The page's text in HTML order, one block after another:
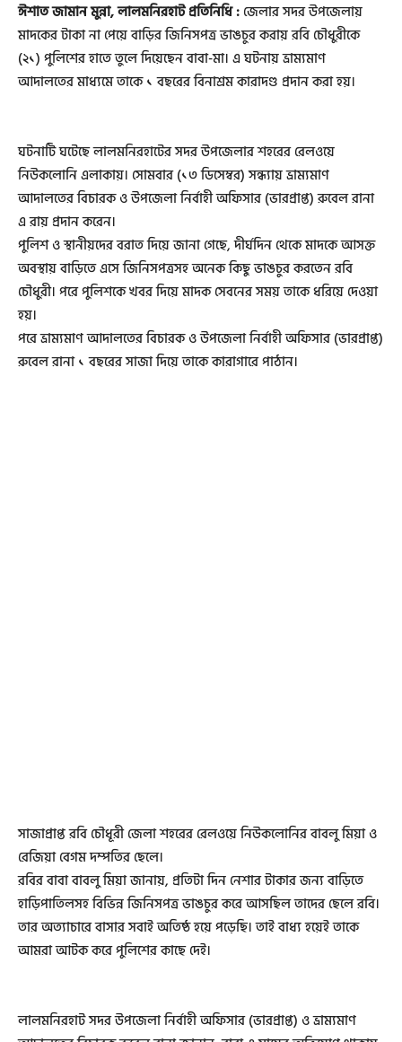
ঈশাত জামান মুন্না, লালমনিরহাট প্রতিনিধি : জেলার সদর উপজেলায়
মাদকের টাকা না পেয়ে বাড়ির জিনিসপত্র ভাঙচুর করায় রবি চৌধুরীকে
(২১) পুলিশের হাতে তুলে দিয়েছেন বাবা-মা। এ ঘটনায় ভ্রাম্যমাণ
আদালতের মাধ্যমে তাকে ১ বছরের বিনাশ্রম কারাদণ্ড প্রদান করা হয়।
ঘটনাটি ঘটেছে লালমনিরহাটের সদর উপজেলার শহরের রেলওয়ে
নিউকলোনি এলাকায়। সোমবার (১৩ ডিসেম্বর) সন্ধ্যায় ভ্রাম্যমাণ
আদালতের বিচারক ও উপজেলা নির্বাহী অফিসার (ভারপ্রাপ্ত) রুবেল রানা
এ রায় প্রদান করেন।
পুলিশ ও স্থানীয়দের বরাত দিয়ে জানা গেছে, দীর্ঘদিন থেকে মাদকে আসক্ত
অবস্থায় বাড়িতে এসে জিনিসপত্রসহ অনেক কিছু ভাঙচুর করতেন রবি
চৌধুরী। পরে পুলিশকে খবর দিয়ে মাদক সেবনের সময় তাকে ধরিয়ে দেওয়া
হয়।
পরে ভ্রাম্যমাণ আদালতের বিচারক ও উপজেলা নির্বাহী অফিসার (ভারপ্রাপ্ত)
রুবেল রানা ১ বছরের সাজা দিয়ে তাকে কারাগারে পাঠান।
সাজাপ্রাপ্ত রবি চৌধূরী জেলা শহরের রেলওয়ে নিউকলোনির বাবলু মিয়া ও
রেজিয়া বেগম দম্পতির ছেলে।
রবির বাবা বাবলু মিয়া জানায়, প্রতিটা দিন নেশার টাকার জন্য বাড়িতে
হাড়িপাতিলসহ বিভিন্ন জিনিসপত্র ভাঙচুর করে আসছিল তাদের ছেলে রবি।
তার অত্যাচারে বাসার সবাই অতিষ্ঠ হয়ে পড়েছি। তাই বাধ্য হয়েই তাকে
আমরা আটক করে পুলিশের কাছে দেই।
লালমনিরহাট সদর উপজেলা নির্বাহী অফিসার (ভারপ্রাপ্ত) ও ভ্রাম্যমাণ